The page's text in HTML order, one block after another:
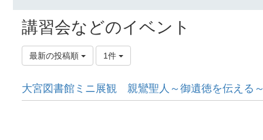
講習会などのイベント
最新の投稿順 1件
大宮図書館ミニ展観 親鸞聖人～御遺徳を伝える～